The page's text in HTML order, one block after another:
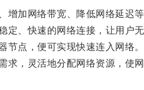
加网络带宽、降低网络延迟等
、快速的网络连接，让用户无
点，便可实现快速连入网络。
，灵活地分配网络资源，使网